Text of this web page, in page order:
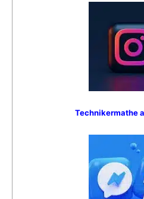
Technikermathe